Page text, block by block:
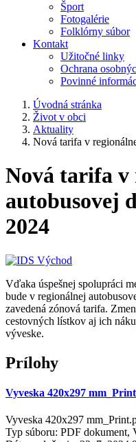
Šport
Fotogalérie
Folklórny súbor
Kontakt
Užitočné linky
Ochrana
Povinné
Úvodná stránka
Život v obci
Aktuality
Nová tarifa v
Nová tarifa v
autobusovej
2024
Vďaka úspešnej spolupráci
bude v regionálnej
zavedená zónová tarifa.
cestovných lístkov aj ich
výveske.
Prílohy
Vyveska 420x297
Vyveska 420x297
Typ súboru: PDF